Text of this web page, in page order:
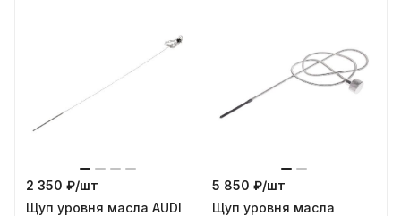
2 350 ₽/шт
Щуп уровня масла AUDI
5 850 ₽/шт
Щуп уровня масла